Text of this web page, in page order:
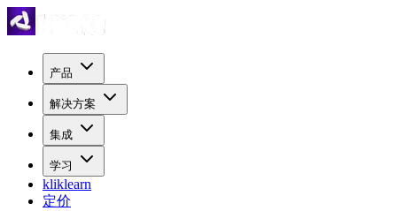
产品
解决方案
集成
学习
kliklearn
定价